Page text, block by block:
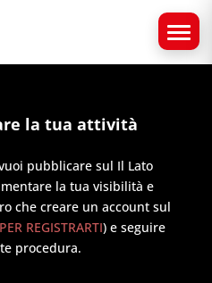
la tua attività
pubblicare sul Il Lato
la tua visibilità e
che creare un account sul
REGISTRARTI) e seguire
procedura.